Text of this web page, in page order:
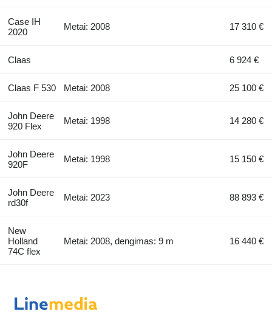
Case IH
2020
Metai: 2008 17 310 €
Claas 6 924 €
Claas F 530 Metai: 2008 25 100 €
John Deere
920 Flex
Metai: 1998 14 280 €
John Deere
920F
Metai: 1998 15 150 €
John Deere
rd30f
Metai: 2023 88 893 €
New
Holland
74C flex
Metai: 2008, dengimas: 9 m 16 440 €